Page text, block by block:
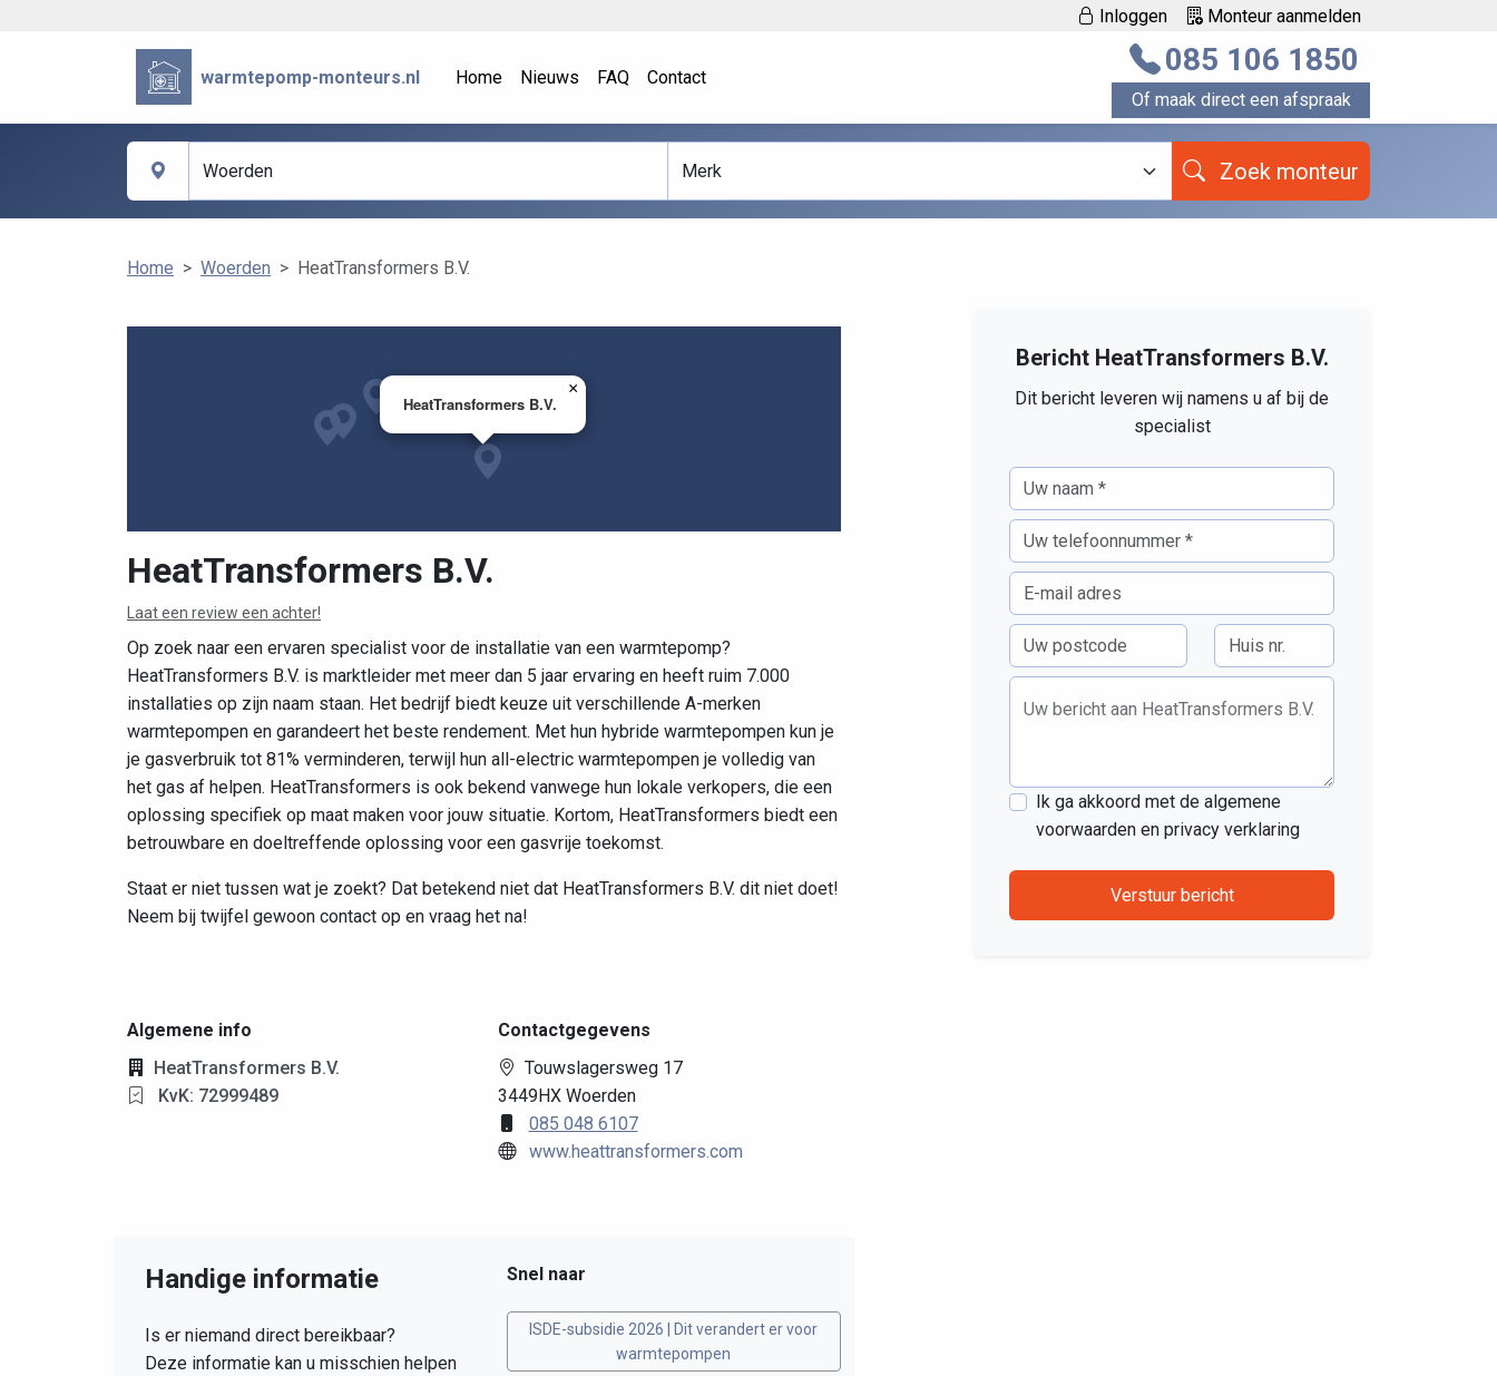
Inloggen Monteur aanmelden
warmtepomp-monteurs.nl Home Nieuws FAQ Contact 085 106 1850
Of maak direct een afspraak
Zoek monteur
Home Woerden HeatTransformers B.V.
HeatTransformers B.V.
×
HeatTransformers B.V.
Laat een review een achter!
Op zoek naar een ervaren specialist voor de installatie van een warmtepomp?
HeatTransformers B.V. is marktleider met meer dan 5 jaar ervaring en heeft ruim 7.000
installaties op zijn naam staan. Het bedrijf biedt keuze uit verschillende A-merken
warmtepompen en garandeert het beste rendement. Met hun hybride warmtepompen kun je
je gasverbruik tot 81% verminderen, terwijl hun all-electric warmtepompen je volledig van
het gas af helpen. HeatTransformers is ook bekend vanwege hun lokale verkopers, die een
oplossing specifiek op maat maken voor jouw situatie. Kortom, HeatTransformers biedt een
betrouwbare en doeltreffende oplossing voor een gasvrije toekomst.
Staat er niet tussen wat je zoekt? Dat betekend niet dat HeatTransformers B.V. dit niet doet!
Neem bij twijfel gewoon contact op en vraag het na!
Algemene info
HeatTransformers B.V.
KvK: 72999489
Contactgegevens
Touwslagersweg 17
3449HX Woerden
085 048 6107
www.heattransformers.com
Handige informatie
Is er niemand direct bereikbaar?
Deze informatie kan u misschien helpen
Snel naar
ISDE-subsidie 2026 | Dit verandert er voor
warmtepompen
Bericht HeatTransformers B.V.
Dit bericht leveren wij namens u af bij de
specialist
Uw bericht aan HeatTransformers B.V.
Ik ga akkoord met de algemene
voorwaarden en privacy verklaring
Verstuur bericht